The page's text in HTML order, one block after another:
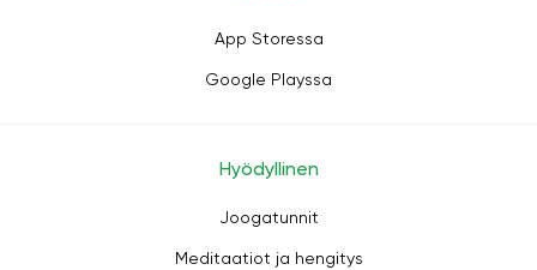
App Storessa
Google Playssa
Hyödyllinen
Joogatunnit
Meditaatiot ja hengitys